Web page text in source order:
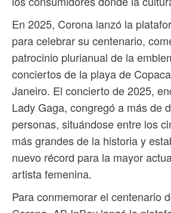
En 2025, Corona lanzó la
para celebrar su centenario,
patrocinio plurianual de la
conciertos de la playa de
Janeiro. El concierto de 2025,
Lady Gaga, congregó a más de
personas, situándose entre los
más grandes de la historia y
nuevo récord para la mayor
artista femenina.
Para conmemorar el centenario